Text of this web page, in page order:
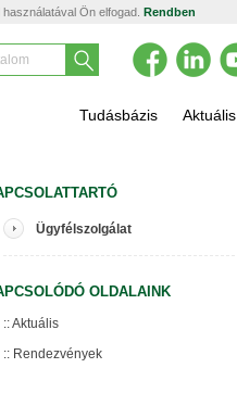
Ön elfogad. Rendben
Tudásbázis Aktuális
Ügyfélszolgálat
OLDALAINK
Aktuális
Rendezvények